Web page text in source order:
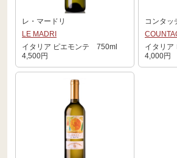
レ・マードリ
LE MADRI
イタリア ピエモンテ 750ml
4,500円
コンタッ
イタリ
4,000円